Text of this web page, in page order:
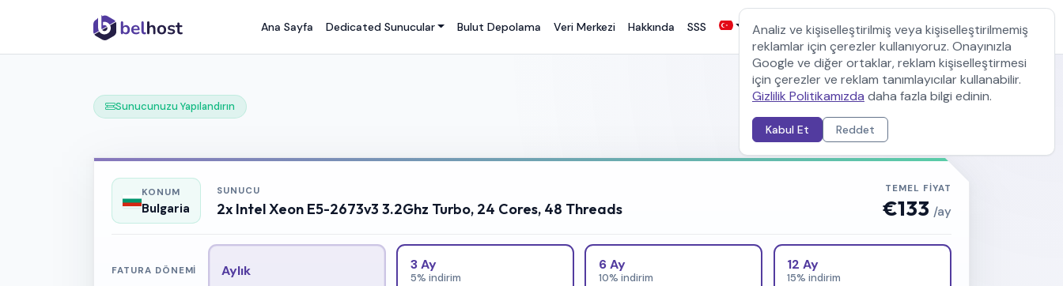
Ana Sayfa Dedicated Sunucular Bulut Depolama Veri Merkezi Hakkında SSS Kayıt ol Müşteri girişi
Sunucunuzu Yapılandırın Sunucu Değiştir
KONUM
Bulgaria
SUNUCU
2x Intel Xeon E5-2673v3 3.2Ghz Turbo, 24 Cores, 48 Threads
TEMEL FIYAT
€133 /ay
FATURA DÖNEMI Aylık 3 Ay
5% indirim
6 Ay
10% indirim
12 Ay
15% indirim
Analiz ve kişiselleştirilmiş veya kişiselleştirilmemiş
reklamlar için çerezler kullanıyoruz. Onayınızla
Google ve diğer ortaklar, reklam kişiselleştirmesi
için çerezler ve reklam tanımlayıcılar kullanabilir.
Gizlilik Politikamızda daha fazla bilgi edinin.
Kabul Et Reddet